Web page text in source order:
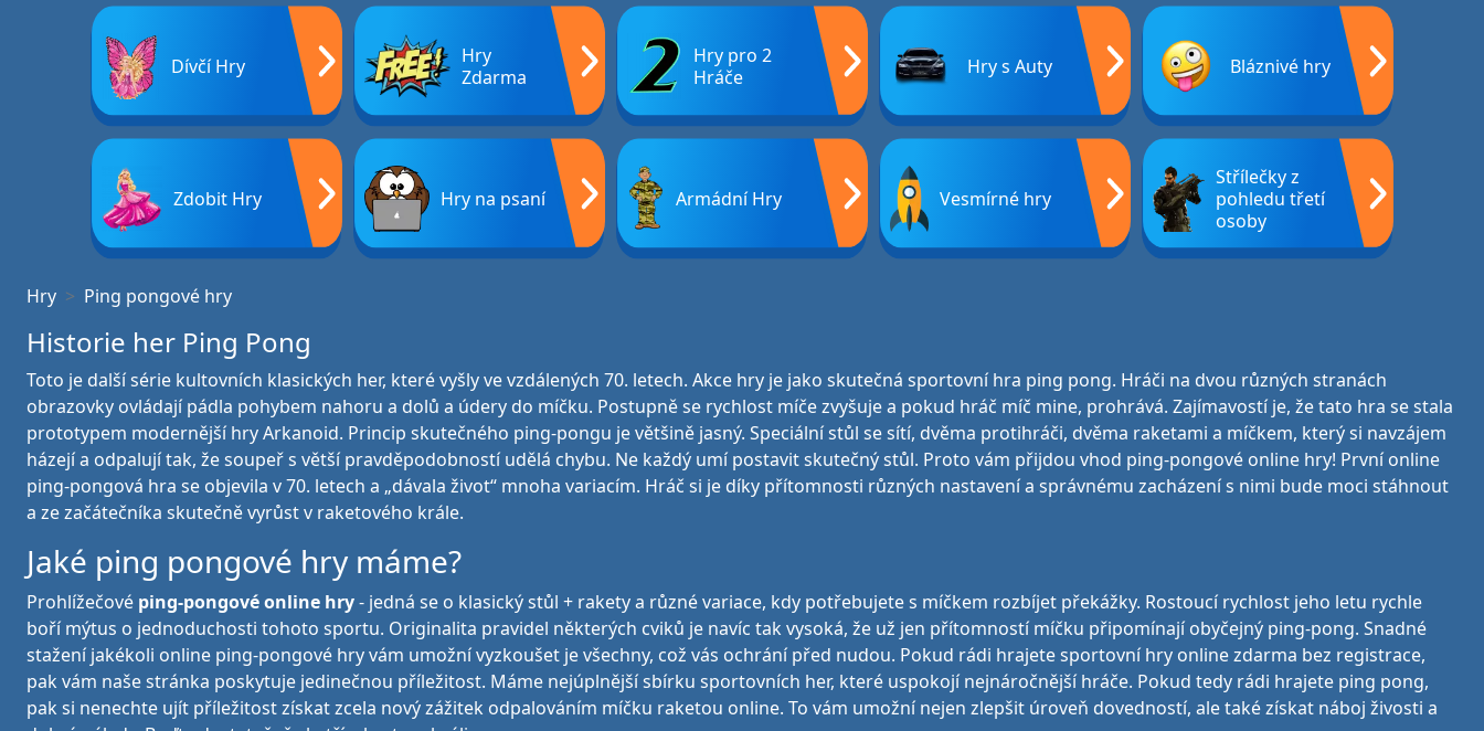
Dívčí Hry
Hry
Zdarma
Hry pro 2
Hráče
Hry s Auty Bláznivé hry
Zdobit Hry Hry na psaní Armádní Hry Vesmírné hry
Střílečky z
pohledu třetí
osoby
Hry Ping pongové hry
Historie her Ping Pong
Toto je další série kultovních klasických her, které vyšly ve vzdálených 70. letech. Akce hry je jako skutečná sportovní hra ping pong. Hráči na dvou různých stranách
obrazovky ovládají pádla pohybem nahoru a dolů a údery do míčku. Postupně se rychlost míče zvyšuje a pokud hráč míč mine, prohrává. Zajímavostí je, že tato hra se stala
prototypem modernější hry Arkanoid. Princip skutečného ping-pongu je většině jasný. Speciální stůl se sítí, dvěma protihráči, dvěma raketami a míčkem, který si navzájem
házejí a odpalují tak, že soupeř s větší pravděpodobností udělá chybu. Ne každý umí postavit skutečný stůl. Proto vám přijdou vhod ping-pongové online hry! První online
ping-pongová hra se objevila v 70. letech a „dávala život“ mnoha variacím. Hráč si je díky přítomnosti různých nastavení a správnému zacházení s nimi bude moci stáhnout
a ze začátečníka skutečně vyrůst v raketového krále.
Jaké ping pongové hry máme?
Prohlížečové ping-pongové online hry- jedná se o klasický stůl + rakety a různé variace, kdy potřebujete s míčkem rozbíjet překážky. Rostoucí rychlost jeho letu rychle
boří mýtus o jednoduchosti tohoto sportu. Originalita pravidel některých cviků je navíc tak vysoká, že už jen přítomností míčku připomínají obyčejný ping-pong. Snadné
stažení jakékoli online ping-pongové hry vám umožní vyzkoušet je všechny, což vás ochrání před nudou. Pokud rádi hrajete sportovní hry online zdarma bez registrace,
pak vám naše stránka poskytuje jedinečnou příležitost. Máme nejúplnější sbírku sportovních her, které uspokojí nejnáročnější hráče. Pokud tedy rádi hrajete ping pong,
pak si nenechte ujít příležitost získat zcela nový zážitek odpalováním míčku raketou online. To vám umožní nejen zlepšit úroveň dovedností, ale také získat náboj živosti a